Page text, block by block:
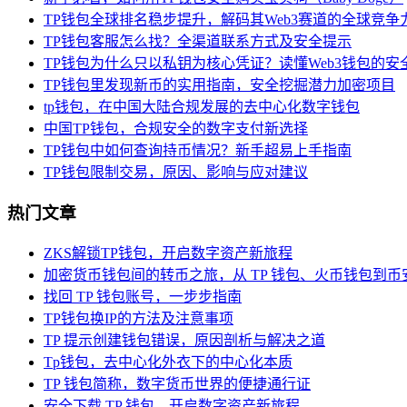
TP钱包全球排名稳步提升，解码其Web3赛道的全球竞争
TP钱包客服怎么找？全渠道联系方式及安全提示
TP钱包为什么只以私钥为核心凭证？读懂Web3钱包的安
TP钱包里发现新币的实用指南，安全挖掘潜力加密项目
tp钱包，在中国大陆合规发展的去中心化数字钱包
中国TP钱包，合规安全的数字支付新选择
TP钱包中如何查询持币情况？新手超易上手指南
TP钱包限制交易，原因、影响与应对建议
热门文章
ZKS解锁TP钱包，开启数字资产新旅程
加密货币钱包间的转币之旅，从 TP 钱包、火币钱包到币
找回 TP 钱包账号，一步步指南
TP钱包换IP的方法及注意事项
TP 提示创建钱包错误，原因剖析与解决之道
Tp钱包，去中心化外衣下的中心化本质
TP 钱包简称，数字货币世界的便捷通行证